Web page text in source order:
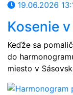
19.06.2026
Kosenie
Keďže sa
do
miesto v